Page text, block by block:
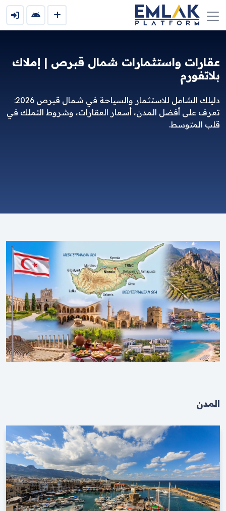
عقارات واستثمارات شمال قبرص | إملاك
بلاتفورم
دليلك الشامل للاستثمار والسياحة في شمال قبرص 2026:
تعرف على أفضل المدن، أسعار العقارات، وشروط التملك في
قلب المتوسط.
المدن